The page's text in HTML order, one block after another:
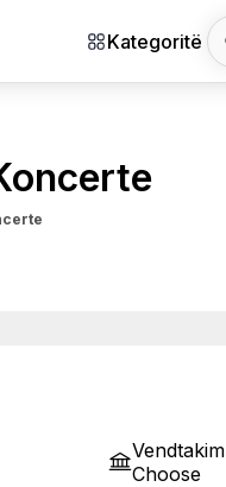
Kategoritë
Vendtakim
Choose